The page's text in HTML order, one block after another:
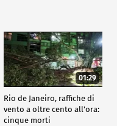
01:29
Rio de Janeiro, raffiche di
vento a oltre cento all'ora:
cinque morti